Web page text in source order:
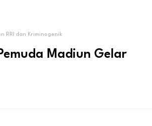
RRI dan Kriminogenik
Madiun Gelar